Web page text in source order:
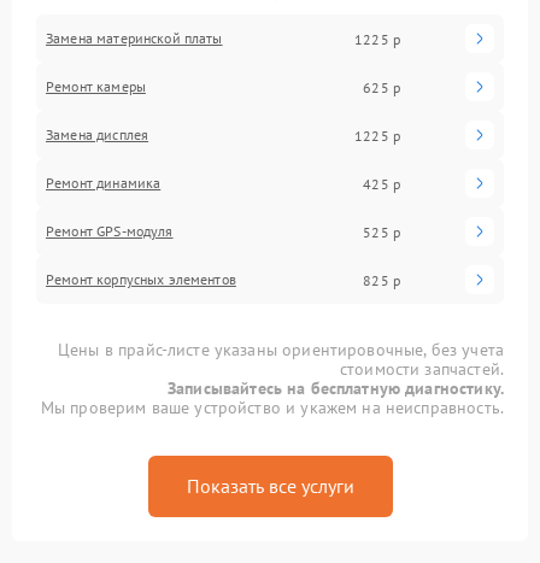
Замена материнской платы 1225 р
Ремонт камеры 625 р
Замена дисплея 1225 р
Ремонт динамика 425 р
Ремонт GPS-модуля 525 р
Ремонт корпусных элементов 825 р
Цены в прайс-листе указаны ориентировочные, без учета
стоимости запчастей.
Записывайтесь на бесплатную диагностику.
Мы проверим ваше устройство и укажем на неисправность.
Показать все услуги